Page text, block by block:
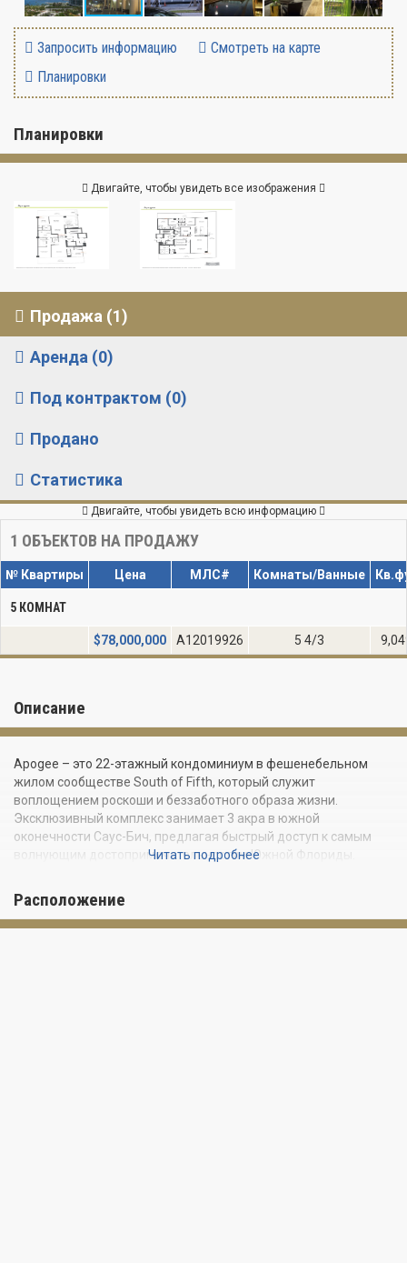
Запросить информацию
Смотреть на карте
Планировки
Планировки
Двигайте, чтобы увидеть все изображения
Продажа (1)
Аренда (0)
Под контрактом (0)
Продано
Статистика
Двигайте, чтобы увидеть всю информацию
1 ОБЪЕКТОВ НА ПРОДАЖУ
№ Квартиры Цена МЛС# Комнаты/Ванные
5 КОМНАТ
$78,000,000 A12019926 5 4/3
Описание
Apogee – это 22-этажный кондоминиум в фешенебельном
жилом сообществе South of Fifth, который служит
воплощением роскоши и беззаботного образа жизни.
Эксклюзивный комплекс занимает 3 акра в южной
оконечности Саус-Бич, предлагая быстрый доступ к самым
волнующим достопримечательностям Южной Флориды.
технологий и роскошной жизни. На каждом этаже
современного здания расположено всего по 4 резиденции
Читать подробнее
Расположение